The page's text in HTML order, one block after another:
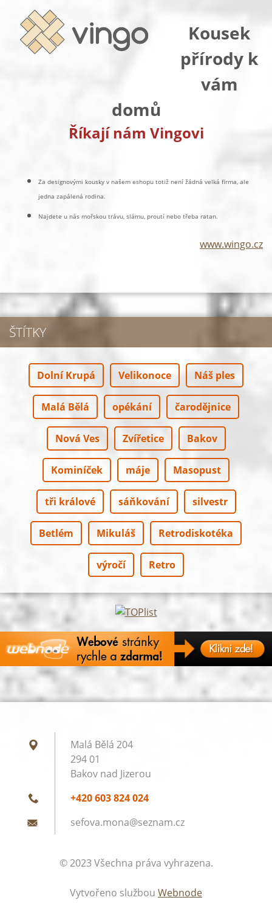
Kousek
přírody k
vám
domů
Říkají nám Vingovi
Za designovými kousky v našem eshopu totiž není žádná velká firma, ale
jedna zapálená rodina.
Najdete u nás mořskou trávu, slámu, proutí nebo třeba ratan.
www.wingo.cz
ŠTÍTKY
Dolní Krupá Velikonoce Náš ples
Malá Bělá opékání čarodějnice
Nová Ves Zvířetice Bakov
Kominíček máje Masopust
tři králové sáňkování silvestr
Betlém Mikuláš Retrodiskotéka
výročí Retro
Malá Bělá 204
294 01
Bakov nad Jizerou
+420 603 824 024
sefova.mona@seznam.cz
© 2023 Všechna práva vyhrazena.
Vytvořeno službou Webnode